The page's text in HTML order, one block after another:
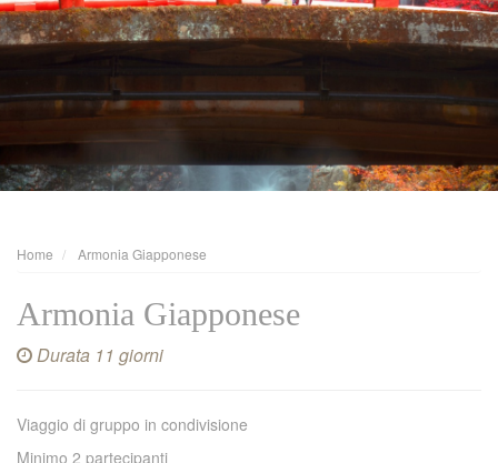
Home Armonia Giapponese
Armonia Giapponese
Durata 11 giorni
Viaggio di gruppo in condivisione
Minimo 2 partecipanti